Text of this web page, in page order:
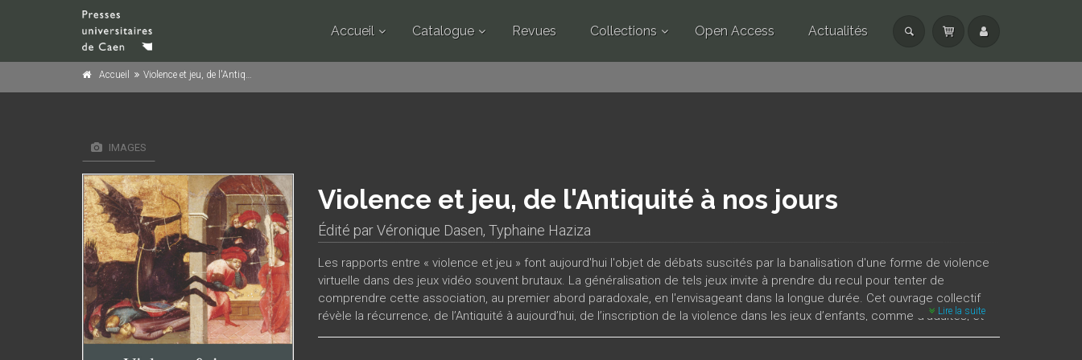
Accueil Catalogue Revues Collections Open Access Actualités
Accueil Violence et jeu, de l'Antiquité à nos jours
IMAGES
Violence et jeu, de l'Antiquité à nos jours
Édité parVéronique Dasen, Typhaine Haziza
Les rapports entre « violence et jeu » font aujourd'hui l'objet de débats suscités par la banalisation d'une forme de violence
virtuelle dans des jeux vidéo souvent brutaux. La généralisation de tels jeux invite à prendre du recul pour tenter de
comprendre cette association, au premier abord paradoxale, en l'envisageant dans la longue durée. Cet ouvrage collectif
révèle la récurrence, de l’Antiquité à aujourd’hui, de l’inscription de la violence dans les jeux d’enfants, comme d’adultes, et
montre que les formes et les fonctions de violences ludiques ne sont pas que la conséquence d’un jeu qui tourne mal ou de
Lire la suite